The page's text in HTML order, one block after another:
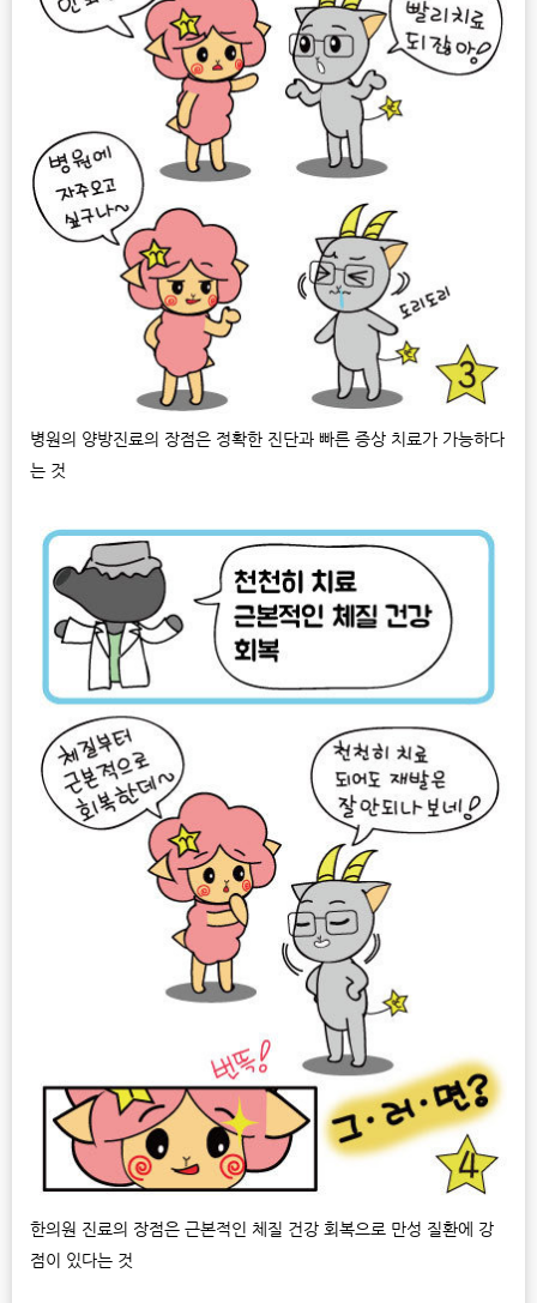
병원의 양방진료의 장점은 정확한 진단과 빠른 증상 치료가 가능하다
는 것
한의원 진료의 장점은 근본적인 체질 건강 회복으로 만성 질환에 강
점이 있다는 것